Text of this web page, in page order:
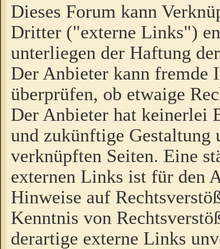
Dieses Forum kann
Dritter ("externe Links")
unterliegen der Haftung
Der Anbieter kann fremde
überprüfen, ob etwaige
Der Anbieter hat keinerlei
und zukünftige Gestaltung
verknüpften Seiten. Eine
externen Links ist für den
Hinweise auf
Kenntnis von
derartige externe Links